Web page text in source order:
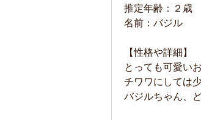
推定年齢：２歳
名前：バジル
【性格や詳細】
とっても可愛い
チワワにしては
バジルちゃん、